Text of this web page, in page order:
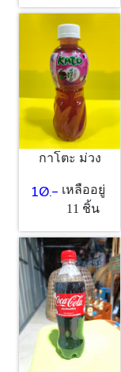
กาโตะ ม่วง
10.- เหลืออยู่
11 ชิ้น